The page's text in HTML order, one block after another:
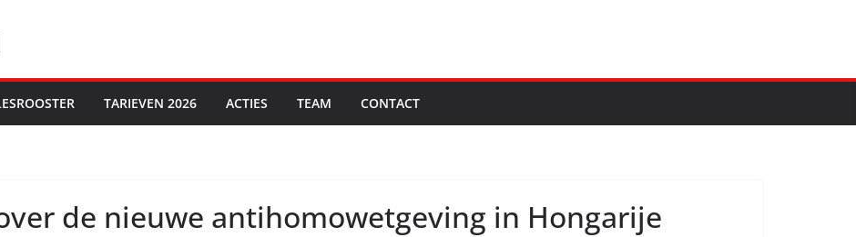
TARIEVEN 2026 ACTIES TEAM CONTACT
de nieuwe antihomowetgeving in Hongarije